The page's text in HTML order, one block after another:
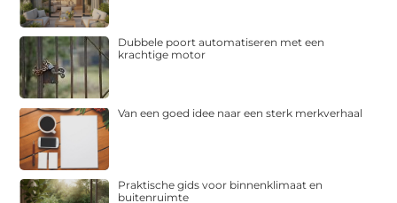
Dubbele poort automatiseren met een
krachtige motor
Van een goed idee naar een sterk merkverhaal
Praktische gids voor binnenklimaat en
buitenruimte